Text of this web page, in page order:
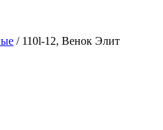
/ 110l-12, Венок Элит